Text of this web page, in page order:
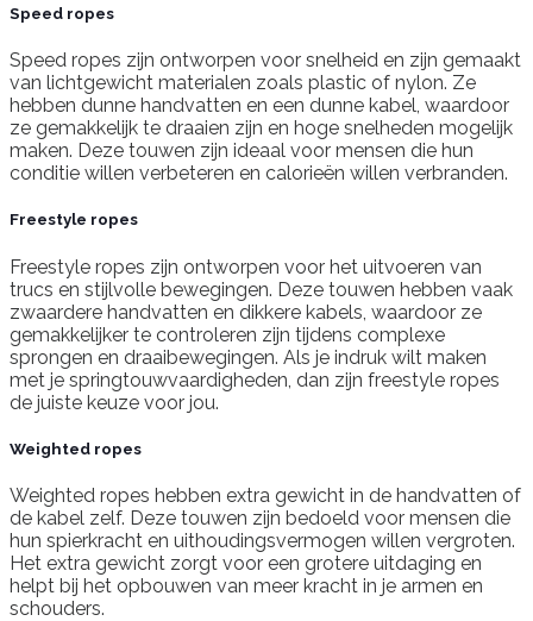
Speed ropes
Speed ropes zijn ontworpen voor snelheid en zijn gemaakt
van lichtgewicht materialen zoals plastic of nylon. Ze
hebben dunne handvatten en een dunne kabel, waardoor
ze gemakkelijk te draaien zijn en hoge snelheden mogelijk
maken. Deze touwen zijn ideaal voor mensen die hun
conditie willen verbeteren en calorieën willen verbranden.
Freestyle ropes
Freestyle ropes zijn ontworpen voor het uitvoeren van
trucs en stijlvolle bewegingen. Deze touwen hebben vaak
zwaardere handvatten en dikkere kabels, waardoor ze
gemakkelijker te controleren zijn tijdens complexe
sprongen en draaibewegingen. Als je indruk wilt maken
met je springtouwvaardigheden, dan zijn freestyle ropes
de juiste keuze voor jou.
Weighted ropes
Weighted ropes hebben extra gewicht in de handvatten of
de kabel zelf. Deze touwen zijn bedoeld voor mensen die
hun spierkracht en uithoudingsvermogen willen vergroten.
Het extra gewicht zorgt voor een grotere uitdaging en
helpt bij het opbouwen van meer kracht in je armen en
schouders.